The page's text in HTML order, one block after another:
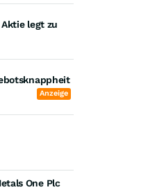
legt zu
Anzeige
One Plc